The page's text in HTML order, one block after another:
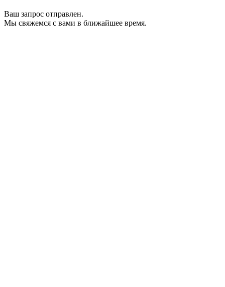
Ваш запрос отправлен.
Мы свяжемся с вами в ближайшее время.